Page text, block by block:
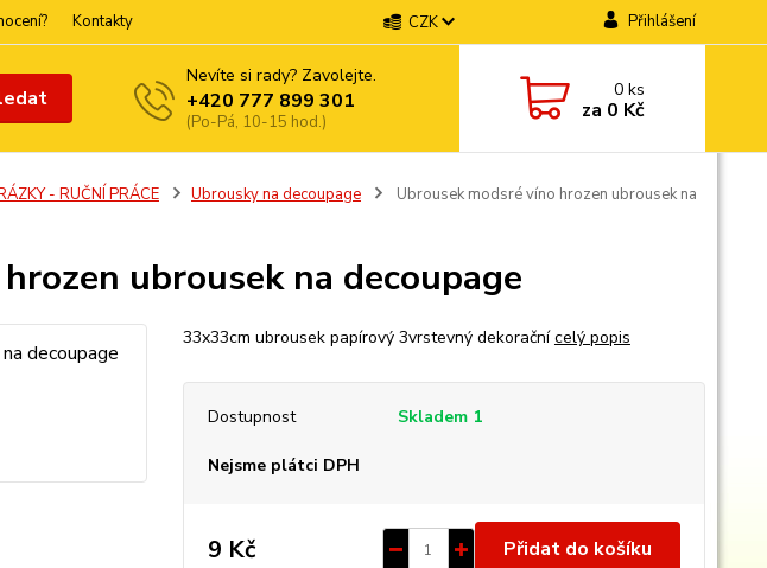
Kontakty CZK Přihlášení
Nevíte si rady? Zavolejte.
+420 777 899 301
(Po-Pá, 10-15 hod.)
0ks
za 0 Kč
- RUČNÍ PRÁCE Ubrousky na decoupage
Ubrousek modsré víno hrozen ubrousek na
ubrousek na decoupage
33x33cm ubrousek papírový 3vrstevný dekoračnícelý popis
Dostupnost Skladem 1
Nejsme plátci DPH
9 Kč Přidat do košíku